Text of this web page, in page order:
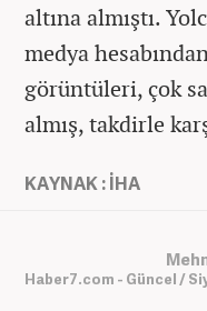
altına almıştı.
medya
görüntüleri, çok
almış, takdirle
KAYNAK : İHA
Haber7.com - Güncel /